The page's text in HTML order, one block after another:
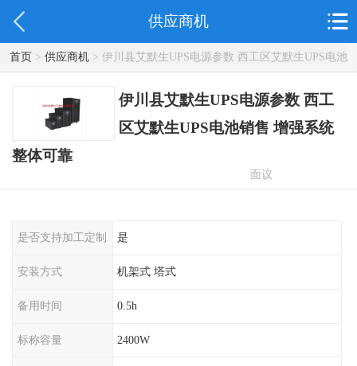
供应商机
首页> 供应商机> 伊川县艾默生UPS电源参数 西工区艾默生UPS电池
销售 增强系统整体可靠
伊川县艾默生UPS电源参数 西工
区艾默生UPS电池销售 增强系统
整体可靠
面议
是否支持加工定制 是
安装方式 机架式 塔式
备用时间 0.5h
标称容量 2400W